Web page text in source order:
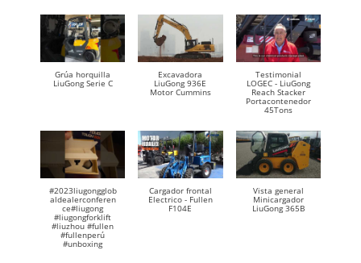
Grúa horquilla
LiuGong Serie C
Excavadora
LiuGong 936E
Motor Cummins
Testimonial
LOGEC - LiuGong
Reach Stacker
Portacontenedor
45Tons
#2023liugongglob
aldealerconferen
ce#liugong
#liugongforklift
#liuzhou #fullen
#fullenperú
#unboxing
Cargador frontal
Electrico - Fullen
F104E
Vista general
Minicargador
LiuGong 365B